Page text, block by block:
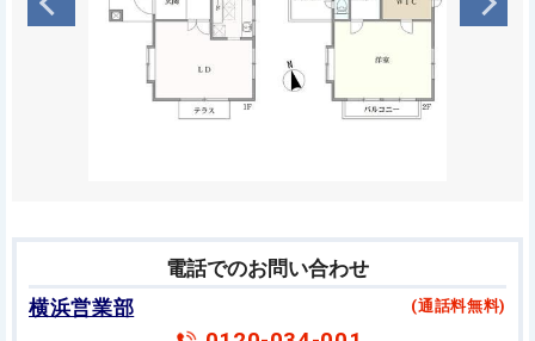
電話でのお問い合わせ
横浜営業部
(通話料無料)